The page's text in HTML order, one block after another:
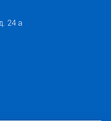
24 а